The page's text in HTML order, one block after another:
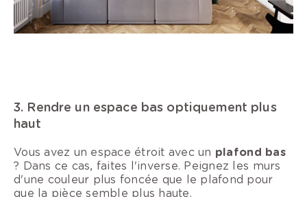
3. Rendre un espace bas optiquement plus
haut
Vous avez un espace étroit avec un plafond bas
? Dans ce cas, faites l'inverse. Peignez les murs
d'une couleur plus foncée que le plafond pour
que la pièce semble plus haute.